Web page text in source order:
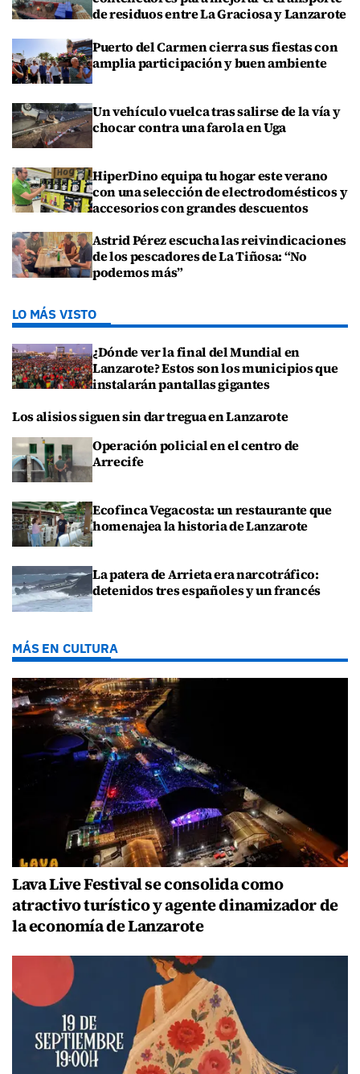
de residuos entre La Graciosa y Lanzarote
Puerto del Carmen cierra sus fiestas con
amplia participación y buen ambiente
Un vehículo vuelca tras salirse de la vía y
chocar contra una farola en Uga
HiperDino equipa tu hogar este verano
con una selección de electrodomésticos y
accesorios con grandes descuentos
Astrid Pérez escucha las reivindicaciones
de los pescadores de La Tiñosa: “No
podemos más”
LO MÁS VISTO
¿Dónde ver la final del Mundial en
Lanzarote? Estos son los municipios que
instalarán pantallas gigantes
Los alisios siguen sin dar tregua en Lanzarote
Operación policial en el centro de
Arrecife
Ecofinca Vegacosta: un restaurante que
homenajea la historia de Lanzarote
La patera de Arrieta era narcotráfico:
detenidos tres españoles y un francés
MÁS EN CULTURA
Lava Live Festival se consolida como
atractivo turístico y agente dinamizador de
la economía de Lanzarote